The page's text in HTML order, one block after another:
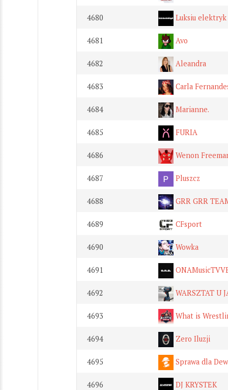
4680 Luksiu elektryk
4681 Avo
4682 Aleandra
4683 Carla
4684 Marianne.
4685 FURIA
4686 Wenon
4687 Pluszcz
4688 GRR GRR
4689 CFsport
4690 Wowka
4691
4692 WARSZTAT U
4693 What is
4694 Zero Iluzji
4695 Sprawa dla
4696 DJ KRYSTEK